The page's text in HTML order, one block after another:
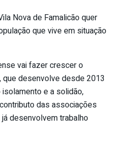
Nova de Famalicão quer
que vive em situação
vai fazer crescer o
, que desenvolve desde 2013
e a solidão,
das associações
desenvolvem trabalho